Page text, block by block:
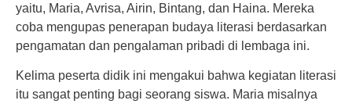
yaitu, Maria, Avrisa, Airin, Bintang, dan Haina. Mereka
coba mengupas penerapan budaya literasi berdasarkan
pengamatan dan pengalaman pribadi di lembaga ini.
Kelima peserta didik ini mengakui bahwa kegiatan literasi
itu sangat penting bagi seorang siswa. Maria misalnya